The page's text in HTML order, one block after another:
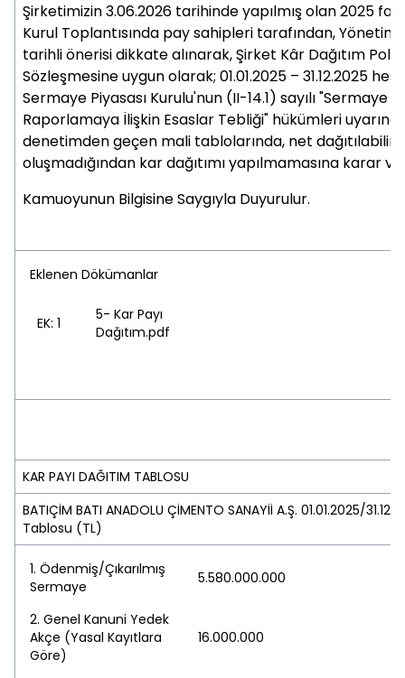
Şirketimizin 3.06.2026 tarihinde yapılmış olan 2025
Kurul Toplantısında pay sahipleri tarafından, Yönetim
tarihli önerisi dikkate alınarak, Şirket Kâr Dağıtım
Sözleşmesine uygun olarak; 01.01.2025 – 31.12.2025
Sermaye Piyasası Kurulu'nun (II-14.1) sayılı "Sermaye
Raporlamaya İlişkin Esaslar Tebliği" hükümleri
denetimden geçen mali tablolarında, net dağıtılabilir
oluşmadığından kar dağıtımı yapılmamasına karar
Kamuoyunun Bilgisine Saygıyla Duyurulur.
Eklenen Dökümanlar
EK: 1
5- Kar Payı
Dağıtım.pdf
KAR PAYI DAĞITIM TABLOSU
BATIÇİM BATI ANADOLU ÇİMENTO SANAYİİ A.Ş. 01.01.2025/
Tablosu (TL)
1. Ödenmiş/Çıkarılmış
Sermaye
5.580.000.000
2. Genel Kanuni Yedek
Akçe (Yasal Kayıtlara
Göre)
16.000.000